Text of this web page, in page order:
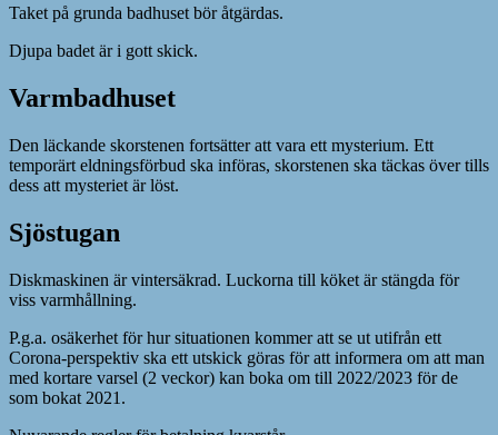
Taket på grunda badhuset bör åtgärdas.
Djupa badet är i gott skick.
Varmbadhuset
Den läckande skorstenen fortsätter att vara ett mysterium. Ett
temporärt eldningsförbud ska införas, skorstenen ska täckas över tills
dess att mysteriet är löst.
Sjöstugan
Diskmaskinen är vintersäkrad. Luckorna till köket är stängda för
viss varmhållning.
P.g.a. osäkerhet för hur situationen kommer att se ut utifrån ett
Corona-perspektiv ska ett utskick göras för att informera om att man
med kortare varsel (2 veckor) kan boka om till 2022/2023 för de
som bokat 2021.